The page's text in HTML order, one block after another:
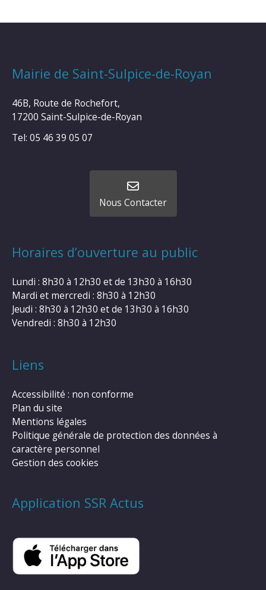
Mairie de Saint-Sulpice-de-Royan
46B, Route de Rochefort,
17200 Saint-Sulpice-de-Royan
Tel: 05 46 39 05 07
Nous Contacter
Horaires d’ouverture au public
Lundi : 8h30 à 12h30 et de 13h30 à 16h30
Mardi et mercredi : 8h30 à 12h30
Jeudi : 8h30 à 12h30 et de 13h30 à 16h30
Vendredi : 8h30 à 12h30
Liens
Accessibilité : non conforme
Plan du site
Mentions légales
Politique générale de protection des données à
caractère personnel
Gestion des cookies
Application SSR Actus